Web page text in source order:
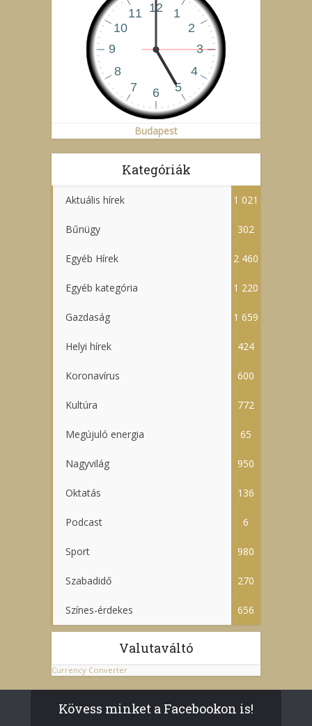
Budapest
Kategóriák
Aktuális hírek 1 021
Bűnügy 302
Egyéb Hírek 2 460
Egyéb kategória 1 220
Gazdaság 1 659
Helyi hírek 424
Koronavírus 600
Kultúra 772
Megújuló energia 65
Nagyvilág 950
Oktatás 136
Podcast 6
Sport 980
Szabadidő 270
Színes-érdekes 656
Valutaváltó
Currency Converter
Kövess minket a Facebookon is!